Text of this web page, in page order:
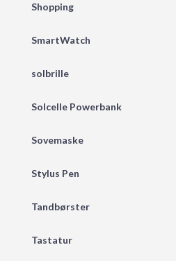
Shopping
SmartWatch
solbrille
Solcelle Powerbank
Sovemaske
Stylus Pen
Tandbørster
Tastatur